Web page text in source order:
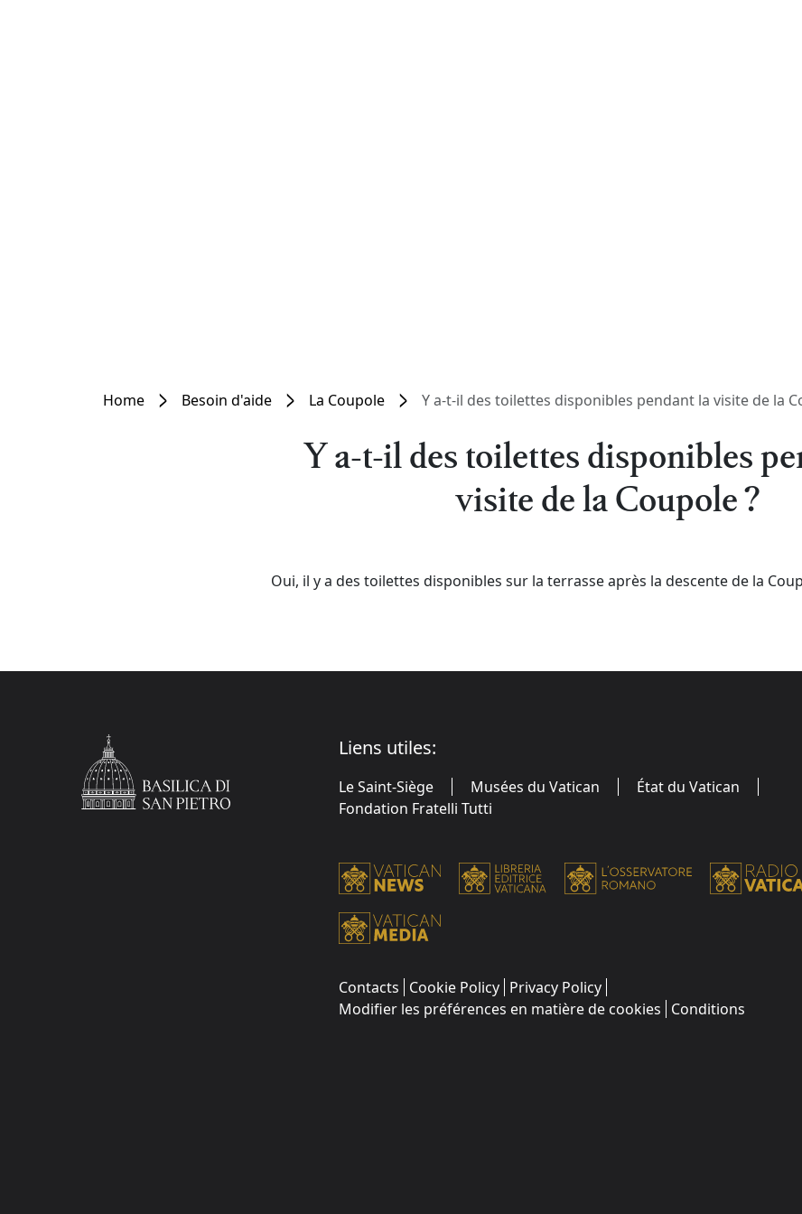
Home Besoin d'aide La Coupole Y a-t-il des toilettes disponibles pendant la visite de la
Y a-t-il des toilettes disponibles
visite de la Coupole ?
Oui, il y a des toilettes disponibles sur la terrasse après la descente de la
Liens utiles:
Le Saint-Siège Musées du Vatican
État du Vatican
Fondation Fratelli Tutti
Contacts Cookie Policy Privacy Policy
Modifier les préférences en matière de cookies Conditions